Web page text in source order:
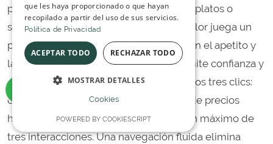
permitiendo al usuario centrarse en los platos o
servicios ofrecidos. La psicología del color juega un
papel clave: el naranja y el rojo estimulan el apetito y
la urgencia, mientras que el azul transmite confianza y
profesionalidad. Aplicamos la regla de los tres clics:
cualquier información importante, desde precios
hasta horarios, debe ser accesible en un máximo de
tres interacciones. Una navegación fluida elimina
que les haya proporcionado o que hayan
recopilado a partir del uso de sus servicios.
Politica de Privacidad
ACEPTAR TODO RECHAZAR TODO
MOSTRAR DETALLES
Cookies
POWERED BY COOKIESCRIPT